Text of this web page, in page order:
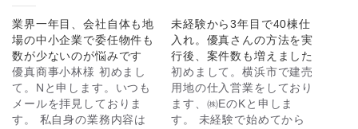
業界一年目、会社自体も地
場の中小企業で委任物件も
数が少ないのが悩みです
優真商事小林様 初めまし
て。Nと申します。いつも
メールを拝見しておりま
す。 私自身の業務内容は
未経験から3年目で40棟仕
入れ。優真さんの方法を実
行後、案件数も増えました
初めまして。横浜市で建売
用地の仕入営業をしており
ます、㈱EのKと申しま
す。 未経験で始めてから